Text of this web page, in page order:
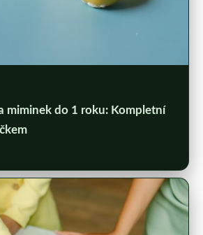
miminek do 1 roku: Kompletní